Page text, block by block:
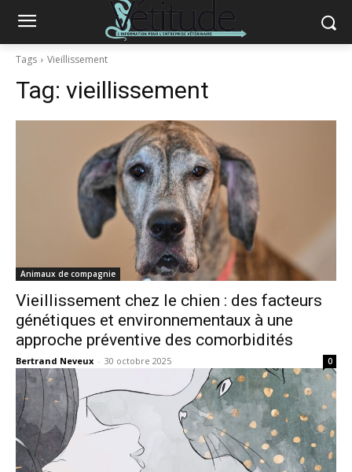
Tags Vieillissement
Tag: vieillissement
Animaux de compagnie
Vieillissement chez le chien : des facteurs
génétiques et environnementaux à une
approche préventive des comorbidités
Bertrand Neveux - 30 octobre 2025 0